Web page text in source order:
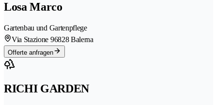
Losa Marco
Gartenbau und Gartenpflege
Via Stazione 96828 Balerna
Offerte anfragen
RICHI GARDEN